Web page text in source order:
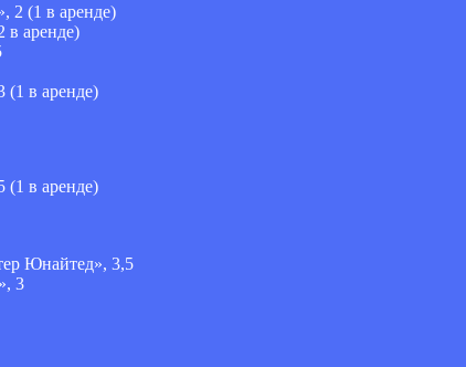
2 (1 в аренде)
в аренде)
(1 в аренде)
(1 в аренде)
Юнайтед», 3,5
3